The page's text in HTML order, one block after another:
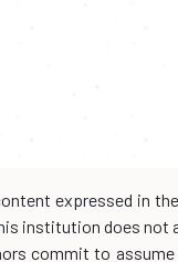
expressed in
institution does
commit to